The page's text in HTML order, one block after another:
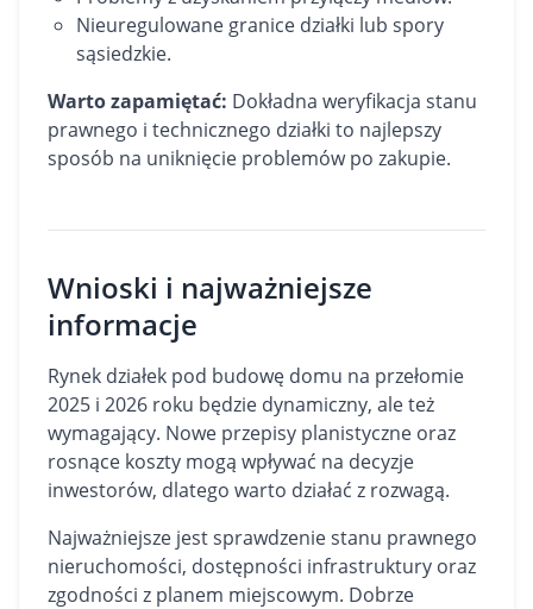
Nieuregulowane granice działki lub spory
sąsiedzkie.
Warto zapamiętać: Dokładna weryfikacja stanu
prawnego i technicznego działki to najlepszy
sposób na uniknięcie problemów po zakupie.
Wnioski i najważniejsze
informacje
Rynek działek pod budowę domu na przełomie
2025 i 2026 roku będzie dynamiczny, ale też
wymagający. Nowe przepisy planistyczne oraz
rosnące koszty mogą wpływać na decyzje
inwestorów, dlatego warto działać z rozwagą.
Najważniejsze jest sprawdzenie stanu prawnego
nieruchomości, dostępności infrastruktury oraz
zgodności z planem miejscowym. Dobrze